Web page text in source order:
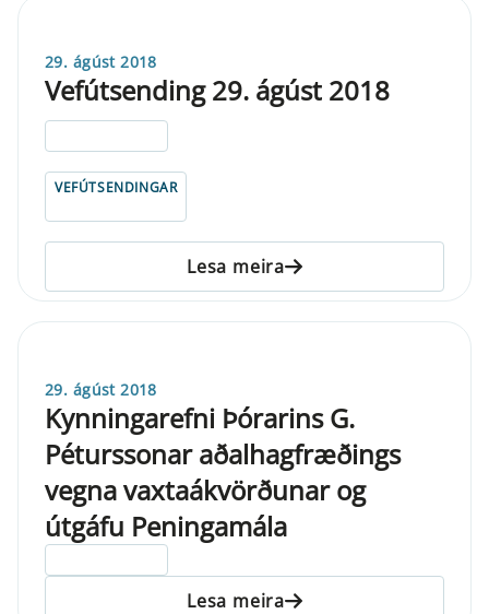
29. ágúst 2018
Vefútsending 29. ágúst 2018
VEFÚTSENDINGAR
Lesa meira
29. ágúst 2018
Kynningarefni Þórarins G.
Péturssonar aðalhagfræðings
vegna vaxtaákvörðunar og
útgáfu Peningamála
Lesa meira